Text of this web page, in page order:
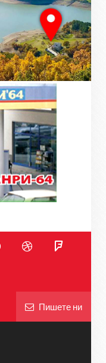
Пишете ни